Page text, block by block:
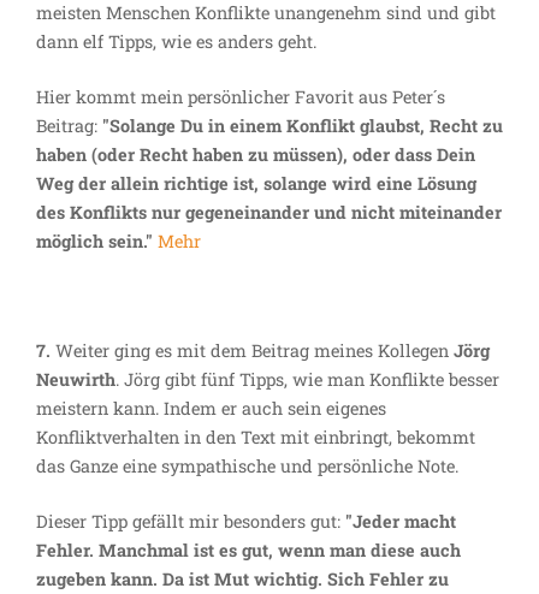
meisten Menschen Konflikte unangenehm sind und gibt
dann elf Tipps, wie es anders geht.
Hier kommt mein persönlicher Favorit aus Peter´s
Beitrag: "Solange Du in einem Konflikt glaubst, Recht zu
haben (oder Recht haben zu müssen), oder dass Dein
Weg der allein richtige ist, solange wird eine Lösung
des Konflikts nur gegeneinander und nicht miteinander
möglich sein." Mehr
7. Weiter ging es mit dem Beitrag meines Kollegen Jörg
Neuwirth. Jörg gibt fünf Tipps, wie man Konflikte besser
meistern kann. Indem er auch sein eigenes
Konfliktverhalten in den Text mit einbringt, bekommt
das Ganze eine sympathische und persönliche Note.
Dieser Tipp gefällt mir besonders gut: "Jeder macht
Fehler. Manchmal ist es gut, wenn man diese auch
zugeben kann. Da ist Mut wichtig. Sich Fehler zu